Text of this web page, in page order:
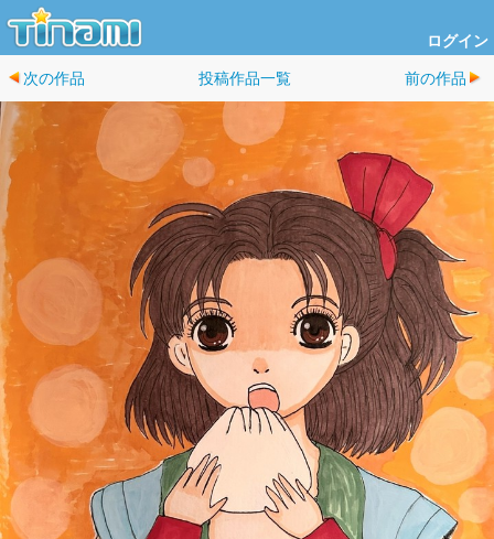
ログイン
次の作品 投稿作品一覧 前の作品